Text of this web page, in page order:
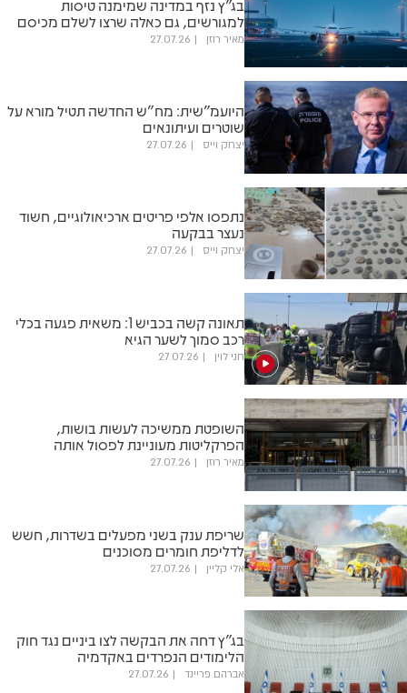
בג"ץ נזף במדינה שמימנה טיסות
למגורשים, גם כאלה שרצו לשלם מכיסם
מאיר רוזן 27.07.26
היועמ"שית: מח"ש החדשה תטיל מורא על
שוטרים ועיתונאים
יצחק וייס 27.07.26
נתפסו אלפי פריטים ארכיאולוגיים, חשוד
נעצר בבקעה
יצחק וייס 27.07.26
תאונה קשה בכביש 1: משאית פגעה בכלי
רכב סמוך לשער הגיא
חני לוין 27.07.26
השופטת ממשיכה לעשות בושות,
הפרקליטות מעוניינת לפסול אותה
מאיר רוזן 27.07.26
שריפת ענק בשני מפעלים בשדרות, חשש
לדליפת חומרים מסוכנים
אלי קליין 27.07.26
בג"ץ דחה את הבקשה לצו ביניים נגד חוק
הלימודים הנפרדים באקדמיה
אברהם פריינד 27.07.26